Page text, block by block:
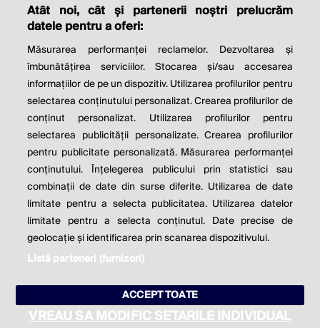
THE SOCIAL RESPONSIBILITY OF
BUSINESS IS TO INCREASE ITS
PROFITS.
Milton Friedman
© 2026 Profit.ro. Toate drepturile rezervate.
Dezvoltat de1616.ro
Contact Publicitate Despre noi
Politica de cookie Politica de
confidențialitate
este parte a
Atât noi, cât și partenerii noștri prelucrăm
datele pentru a oferi:
Măsurarea performanței reclamelor. Dezvoltarea și
îmbunătățirea serviciilor. Stocarea și/sau accesarea
informațiilor de pe un dispozitiv. Utilizarea profilurilor pentru
selectarea conținutului personalizat. Crearea profilurilor de
conținut personalizat. Utilizarea profilurilor pentru
selectarea publicității personalizate. Crearea profilurilor
pentru publicitate personalizată. Măsurarea performanței
conținutului. Înțelegerea publicului prin statistici sau
combinații de date din surse diferite. Utilizarea de date
limitate pentru a selecta publicitatea. Utilizarea datelor
limitate pentru a selecta conținutul. Date precise de
geolocație și identificarea prin scanarea dispozitivului.
Listă parteneri (furnizori)
ACCEPT TOATE
VREAU SA MODIFIC SETARILE INDIVIDUAL